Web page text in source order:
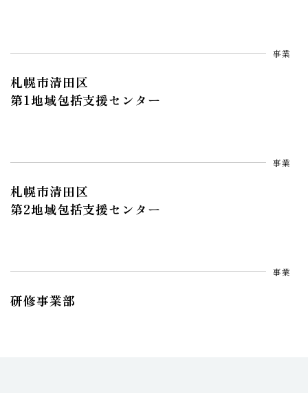
事業
札幌市清田区
第1地域包括支援センター
事業
札幌市清田区
第2地域包括支援センター
事業
研修事業部